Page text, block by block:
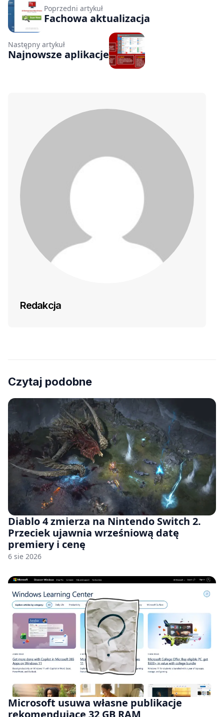
Poprzedni artykuł
Fachowa aktualizacja
Następny artykuł
Najnowsze aplikacje
Redakcja
Czytaj podobne
Diablo 4 zmierza na Nintendo Switch 2.
Przeciek ujawnia wrześniową datę
premiery i cenę
6 sie 2026
Microsoft usuwa własne publikacje
rekomendujące 32 GB RAM